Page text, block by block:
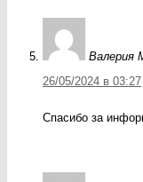
Валерия
26/05/2024 в 03:27
Спасибо за